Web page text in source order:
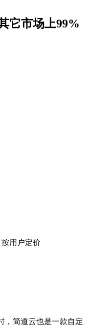
它市场上99%
用户定价
，简道云也是一款自定